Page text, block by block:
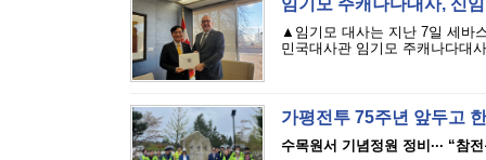
임기모 주캐나다대사, 신
▲임기모 대사는 지난 7일 세바
민국대사관 임기모 주캐나다대
가평전투 75주년 앞두고
수목원서 기념정원 정비··· “참